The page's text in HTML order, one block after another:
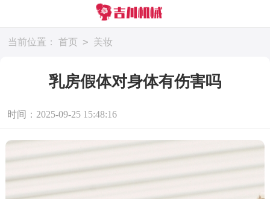
当前位置： 首页 > 美妆
乳房假体对身体有伤害吗
时间：2025-09-25 15:48:16